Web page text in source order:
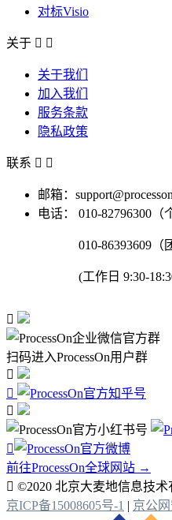
对标Visio
关于  
关于我们
加入我们
服务条款
隐私政策
联系  
邮箱：
电话：
010-82796300（
010-86393609（
(工作日 9:30-

扫码进入ProcessOn用户群




前往ProcessOn全球网站 →
 ©2020 北京大麦地信息技术
京ICP备15008605号-1 | 京公网